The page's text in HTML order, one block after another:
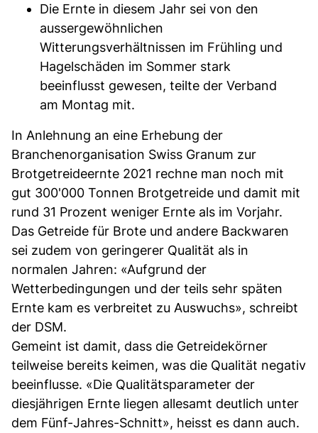
Die Ernte in diesem Jahr sei von den
aussergewöhnlichen
Witterungsverhältnissen im Frühling und
Hagelschäden im Sommer stark
beeinflusst gewesen, teilte der Verband
am Montag mit.
In Anlehnung an eine Erhebung der
Branchenorganisation Swiss Granum zur
Brotgetreideernte 2021 rechne man noch mit
gut 300'000 Tonnen Brotgetreide und damit mit
rund 31 Prozent weniger Ernte als im Vorjahr.
Das Getreide für Brote und andere Backwaren
sei zudem von geringerer Qualität als in
normalen Jahren: «Aufgrund der
Wetterbedingungen und der teils sehr späten
Ernte kam es verbreitet zu Auswuchs», schreibt
der DSM.
Gemeint ist damit, dass die Getreidekörner
teilweise bereits keimen, was die Qualität negativ
beeinflusse. «Die Qualitätsparameter der
diesjährigen Ernte liegen allesamt deutlich unter
dem Fünf-Jahres-Schnitt», heisst es dann auch.